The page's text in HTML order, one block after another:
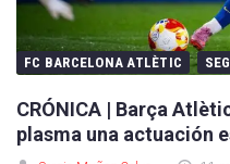
FC BARCELONA ATLÈTIC
CRÓNICA | Barça
plasma una actuación